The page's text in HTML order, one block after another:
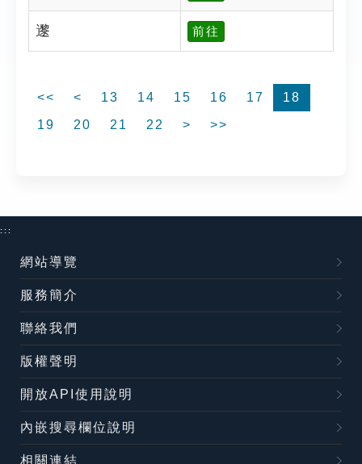
邌 前往
<< < 13 14 15 16 17
18
19
20 21 22 > >>
:::
網站導覽
服務簡介
聯絡我們
版權聲明
開放API使用說明
內嵌搜尋欄位說明
相關連結